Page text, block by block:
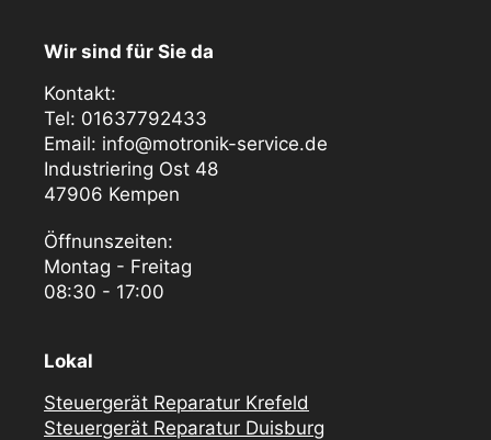
Wir sind für Sie da
Kontakt:
Tel: 01637792433
Email: info@motronik-service.de
Industriering Ost 48
47906 Kempen
Öffnunszeiten:
Montag - Freitag
08:30 - 17:00
Lokal
Steuergerät Reparatur Krefeld
Steuergerät Reparatur Duisburg